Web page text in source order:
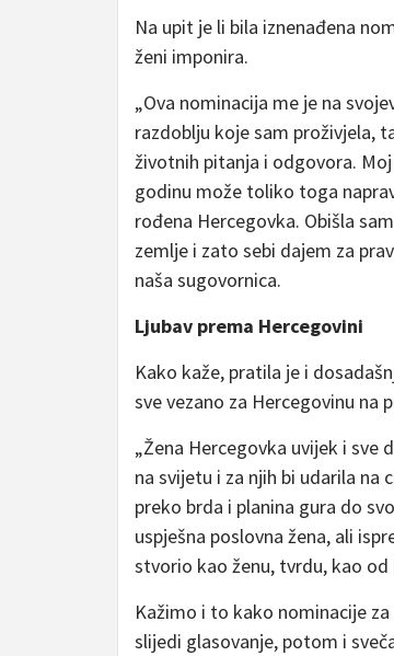
Na upit je li bila iznenađena
ženi imponira.
„Ova nominacija me je na
razdoblju koje sam proživjela,
životnih pitanja i odgovora.
godinu može toliko toga
rođena Hercegovka. Obišla
zemlje i zato sebi dajem za
naša sugovornica.
Ljubav prema Hercegovini
Kako kaže, pratila je i
sve vezano za Hercegovinu na
„Žena Hercegovka uvijek i sve
na svijetu i za njih bi udarila na
preko brda i planina gura do
uspješna poslovna žena, ali
stvorio kao ženu, tvrdu, kao
Kažimo i to kako nominacije
slijedi glasovanje, potom i